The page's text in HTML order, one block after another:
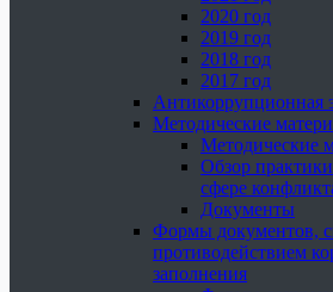
2020 год
2019 год
2018 год
2017 год
Антикоррупционная
Методические
Методические
Обзор
сфере
Документы
Формы документов,
противодействием
заполнения